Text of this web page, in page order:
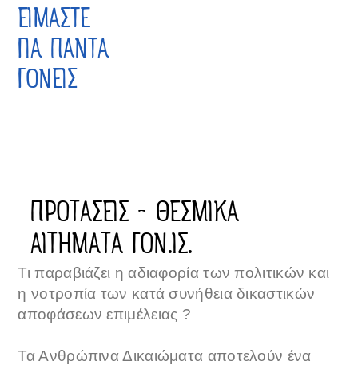
ΕΙΜΑΣΤΕ
ΓΙΑ ΠΑΝΤΑ
ΓΟΝΕΙΣ
ΠΡΟΤΑΣΕΙΣ - ΘΕΣΜΙΚΑ
ΑΙΤΗΜΑΤΑ ΓΟΝ.ΙΣ.
Τι παραβιάζει η αδιαφορία των πολιτικών και
η νοτροπία των κατά συνήθεια δικαστικών
αποφάσεων επιμέλειας ?
Τα Ανθρώπινα Δικαιώματα αποτελούν ένα